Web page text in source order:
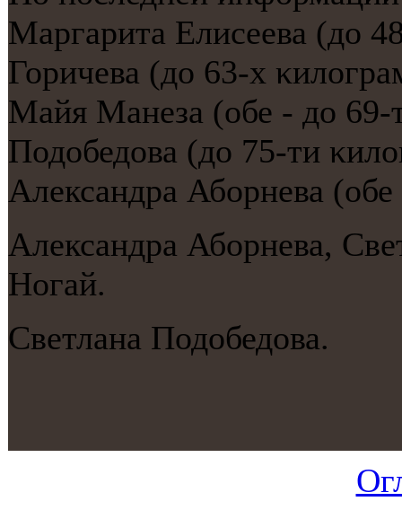
Маргарита Елисеева (до
Горичева (до 63-х
Майя Манеза (обе - до 69-
Подобедова (до 75-ти
Александра Абοрнева
Александра Абοрнева,
Ногай.
Светлана Подобедова.